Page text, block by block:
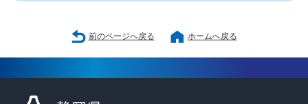
前のページへ戻る ホームへ戻る